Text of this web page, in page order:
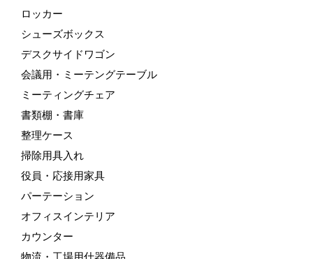
ロッカー
シューズボックス
デスクサイドワゴン
会議用・ミーテングテーブル
ミーティングチェア
書類棚・書庫
整理ケース
掃除用具入れ
役員・応接用家具
パーテーション
オフィスインテリア
カウンター
物流・工場用什器備品